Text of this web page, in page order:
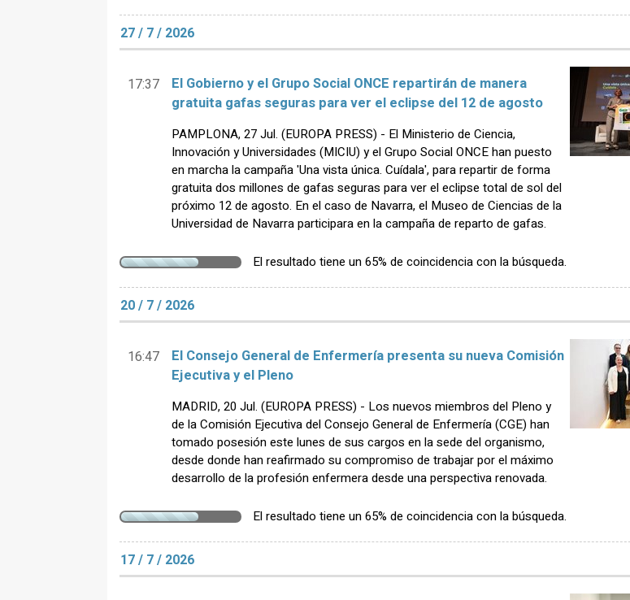
27 / 7 / 2026
17:37
El Gobierno y el Grupo Social ONCE repartirán de manera
gratuita gafas seguras para ver el eclipse del 12 de agosto
PAMPLONA, 27 Jul. (EUROPA PRESS) - El Ministerio de Ciencia,
Innovación y Universidades (MICIU) y el Grupo Social ONCE han puesto
en marcha la campaña 'Una vista única. Cuídala', para repartir de forma
gratuita dos millones de gafas seguras para ver el eclipse total de sol del
próximo 12 de agosto. En el caso de Navarra, el Museo de Ciencias de la
Universidad de Navarra participara en la campaña de reparto de gafas.
El resultado tiene un 65% de coincidencia con la búsqueda.
20 / 7 / 2026
16:47
El Consejo General de Enfermería presenta su nueva Comisión
Ejecutiva y el Pleno
MADRID, 20 Jul. (EUROPA PRESS) - Los nuevos miembros del Pleno y
de la Comisión Ejecutiva del Consejo General de Enfermería (CGE) han
tomado posesión este lunes de sus cargos en la sede del organismo,
desde donde han reafirmado su compromiso de trabajar por el máximo
desarrollo de la profesión enfermera desde una perspectiva renovada.
El resultado tiene un 65% de coincidencia con la búsqueda.
17 / 7 / 2026